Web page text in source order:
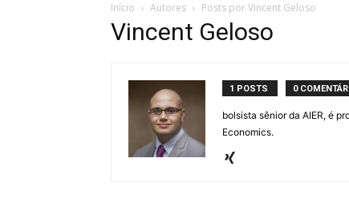
Início Autores Posts por Vincent Geloso
Vincent Geloso
1 POSTS 0
bolsista sênior da AIER, é
Economics.